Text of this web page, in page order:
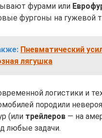
фурами или
фургоны на гужевой
Пневматический
лягушка
логистики и
породили
(или трейлеров — на
любые задачи.